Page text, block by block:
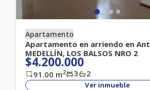
Apartamento
Apartamento en arriendo en
MEDELLÍN, LOS BALSOS NRO 2
$4.200.000
91.00 m2 3 2
Ver inmueble